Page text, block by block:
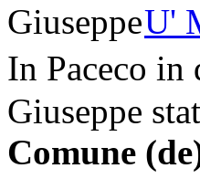
U'
In Paceco
Giuseppe
Comune